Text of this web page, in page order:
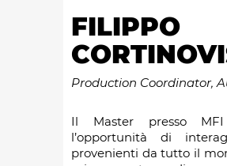
FILIPPO
Production Coordinator,
Il Master presso
l’opportunità di
provenienti da tutto il